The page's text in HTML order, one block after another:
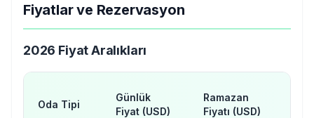
Fiyatlar ve Rezervasyon
2026 Fiyat Aralıkları
Oda Tipi
Günlük
Fiyat (USD)
Ramazan
Fiyatı (USD)